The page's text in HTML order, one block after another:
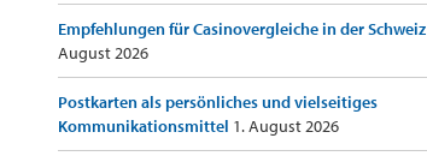
Empfehlungen für Casinovergleiche in der Schweiz
August 2026
Postkarten als persönliches und vielseitiges
Kommunikationsmittel 1. August 2026